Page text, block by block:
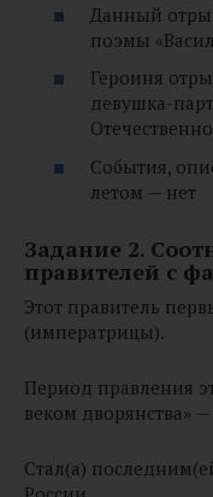
Данный
поэмы
Героиня
девушка-
События,
летом — нет
Задание 2.
правителей с
Этот правитель
(императрицы).
Период правления
веком дворянства» —
Стал(а)